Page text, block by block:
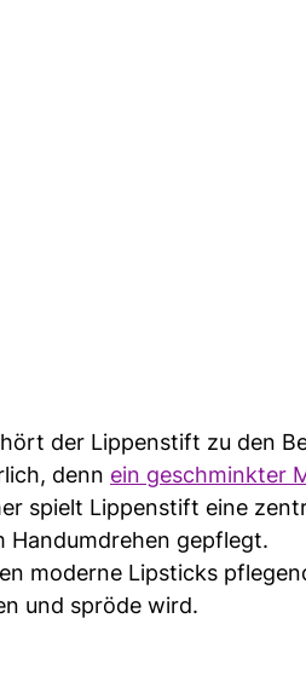
der Lippenstift zu den
denn ein geschminkter
spielt Lippenstift eine
Handumdrehen gepflegt.
moderne Lipsticks
und spröde wird.